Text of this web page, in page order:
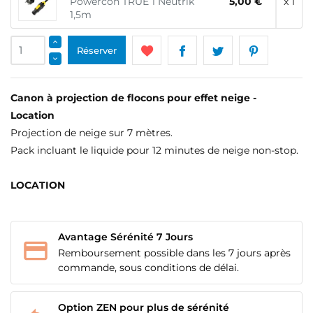
1,5m
Réserver
Canon à projection de flocons pour effet neige -
Location
Projection de neige sur 7 mètres.
Pack incluant le liquide pour 12 minutes de neige non-stop.
LOCATION
Avantage Sérénité 7 Jours
Remboursement possible dans les 7 jours après
commande, sous conditions de délai.
Option ZEN pour plus de sérénité